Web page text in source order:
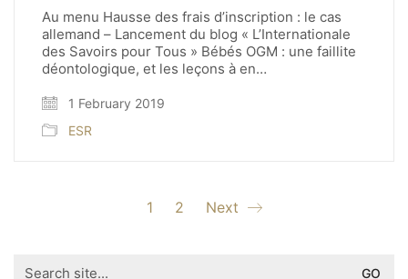
Au menu Hausse des frais d’inscription : le cas
allemand – Lancement du blog « L’Internationale
des Savoirs pour Tous » Bébés OGM : une faillite
déontologique, et les leçons à en…
1 February 2019
ESR
1 2 Next